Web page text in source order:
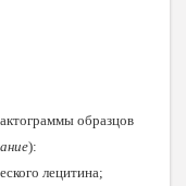
образцов
):
лецитина;